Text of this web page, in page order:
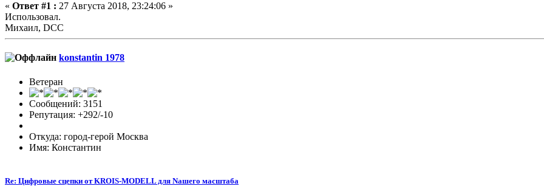
« Ответ #1 : 27 Августа 2018, 23:24:06 »
Использовал.
Михаил, DCC
konstantin 1978
Ветеран
Сообщений: 3151
Репутация: +292/-10
Откуда: город-герой Москва
Имя: Константин
Re: Цифровые сцепки от KROIS-MODELL для Nашего масштаба